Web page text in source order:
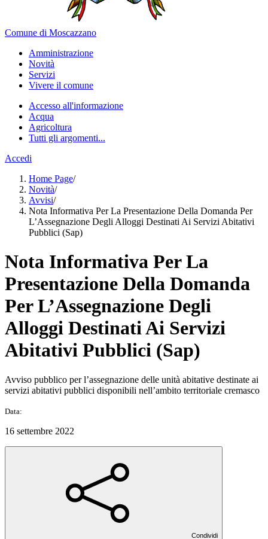
Comune di Moscazzano
Amministrazione
Novità
Servizi
Vivere il comune
Accesso all'informazione
Acqua
Agricoltura
Tutti gli argomenti...
Accedi
Home Page/
Novità/
Avvisi/
Nota Informativa Per La Presentazione Della Domanda Per
L’Assegnazione Degli Alloggi Destinati Ai Servizi Abitativi
Pubblici (Sap)
Nota Informativa Per La
Presentazione Della Domanda
Per L’Assegnazione Degli
Alloggi Destinati Ai Servizi
Abitativi Pubblici (Sap)
Avviso pubblico per l’assegnazione delle unità abitative destinate ai
servizi abitativi pubblici disponibili nell’ambito territoriale cremasco
Data:
16 settembre 2022
Condividi